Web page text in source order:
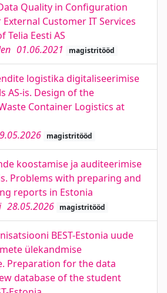
Quality in Configuration
Customer IT Services
Telia Eesti AS
01.06.2021 magistritööd
logistika digitaliseerimise
AS-is. Design of the
Container Logistics at
magistritööd
koostamise ja auditeerimise
Problems with preparing and
reports in Estonia
28.05.2026 magistritööd
BEST-Estonia uude
ülekandmise
Preparation for the data
database of the student